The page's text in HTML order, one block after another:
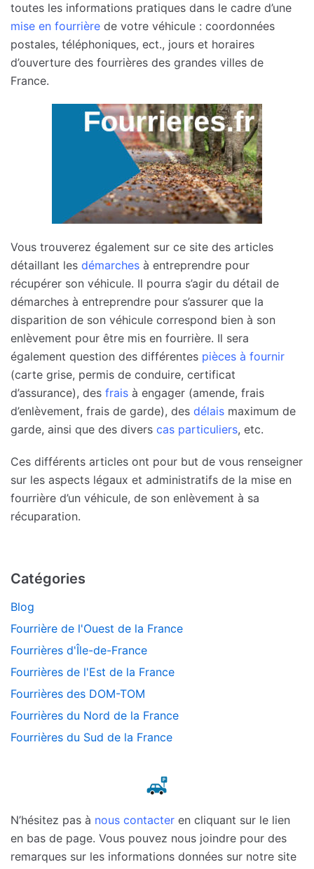
toutes les informations pratiques dans le cadre d’une
mise en fourrière de votre véhicule : coordonnées
postales, téléphoniques, ect., jours et horaires
d’ouverture des fourrières des grandes villes de
France.
Vous trouverez également sur ce site des articles
détaillant les démarches à entreprendre pour
récupérer son véhicule. Il pourra s’agir du détail de
démarches à entreprendre pour s’assurer que la
disparition de son véhicule correspond bien à son
enlèvement pour être mis en fourrière. Il sera
également question des différentes pièces à fournir
(carte grise, permis de conduire, certificat
d’assurance), des frais à engager (amende, frais
d’enlèvement, frais de garde), des délais maximum de
garde, ainsi que des divers cas particuliers, etc.
Ces différents articles ont pour but de vous renseigner
sur les aspects légaux et administratifs de la mise en
fourrière d’un véhicule, de son enlèvement à sa
récuparation.
Catégories
Blog
Fourrière de l'Ouest de la France
Fourrières d'Île-de-France
Fourrières de l'Est de la France
Fourrières des DOM-TOM
Fourrières du Nord de la France
Fourrières du Sud de la France
N’hésitez pas à nous contacter en cliquant sur le lien
en bas de page. Vous pouvez nous joindre pour des
remarques sur les informations données sur notre site